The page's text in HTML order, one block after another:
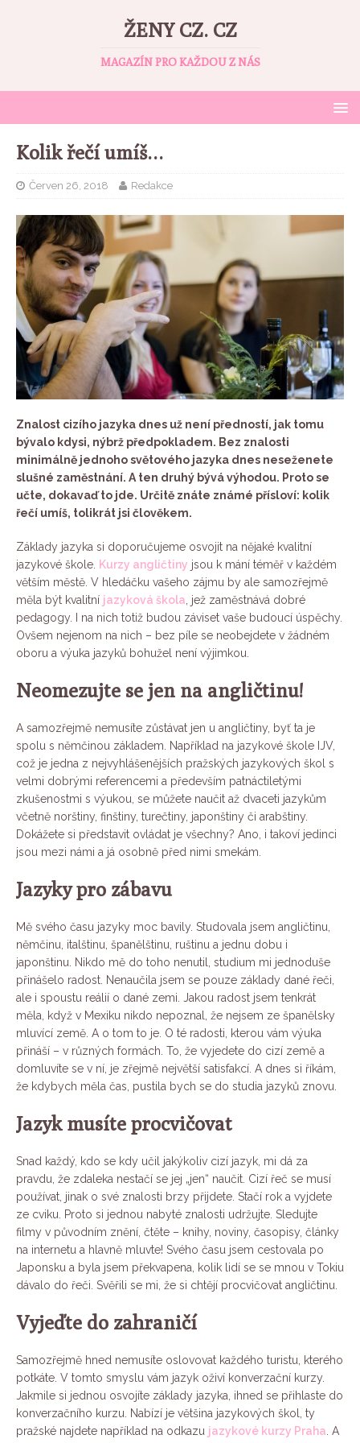
ŽENY CZ. CZ
MAGAZÍN PRO KAŽDOU Z NÁS
Kolik řečí umíš…
Červen 26, 2018 Redakce
Znalost cizího jazyka dnes už není předností, jak tomu
bývalo kdysi, nýbrž předpokladem. Bez znalosti
minimálně jednoho světového jazyka dnes neseženete
slušné zaměstnání. A ten druhý bývá výhodou. Proto se
učte, dokavaď to jde. Určitě znáte známé přísloví: kolik
řečí umíš, tolikrát jsi člověkem.
Základy jazyka si doporučujeme osvojit na nějaké kvalitní
jazykové škole. Kurzy angličtiny jsou k mání téměř v každém
větším městě. V hledáčku vašeho zájmu by ale samozřejmě
měla být kvalitní jazyková škola, jež zaměstnává dobré
pedagogy. I na nich totiž budou záviset vaše budoucí úspěchy.
Ovšem nejenom na nich – bez píle se neobejdete v žádném
oboru a výuka jazyků bohužel není výjimkou.
Neomezujte se jen na angličtinu!
A samozřejmě nemusíte zůstávat jen u angličtiny, byť ta je
spolu s němčinou základem. Například na jazykové škole IJV,
což je jedna z nejvyhlášenějších pražských jazykových škol s
velmi dobrými referencemi a především patnáctiletými
zkušenostmi s výukou, se můžete naučit až dvaceti jazykům
včetně norštiny, finštiny, turečtiny, japonštiny či arabštiny.
Dokážete si představit ovládat je všechny? Ano, i takoví jedinci
jsou mezi námi a já osobně před nimi smekám.
Jazyky pro zábavu
Mě svého času jazyky moc bavily. Studovala jsem angličtinu,
němčinu, italštinu, španělštinu, ruštinu a jednu dobu i
japonštinu. Nikdo mě do toho nenutil, studium mi jednoduše
přinášelo radost. Nenaučila jsem se pouze základy dané řeči,
ale i spoustu reálií o dané zemi. Jakou radost jsem tenkrát
měla, když v Mexiku nikdo nepoznal, že nejsem ze španělsky
mluvící země. A o tom to je. O té radosti, kterou vám výuka
přináší – v různých formách. To, že vyjedete do cizí země a
domluvíte se v ní, je zřejmě největší satisfakcí. A dnes si říkám,
že kdybych měla čas, pustila bych se do studia jazyků znovu.
Jazyk musíte procvičovat
Snad každý, kdo se kdy učil jakýkoliv cizí jazyk, mi dá za
pravdu, že zdaleka nestačí se jej „jen“ naučit. Cizí řeč se musí
používat, jinak o své znalosti brzy přijdete. Stačí rok a vyjdete
ze cviku. Proto si jednou nabyté znalosti udržujte. Sledujte
filmy v původním znění, čtěte – knihy, noviny, časopisy, články
na internetu a hlavně mluvte! Svého času jsem cestovala po
Japonsku a byla jsem překvapena, kolik lidí se se mnou v Tokiu
dávalo do řeči. Svěřili se mi, že si chtějí procvičovat angličtinu.
Vyjeďte do zahraničí
Samozřejmě hned nemusíte oslovovat každého turistu, kterého
potkáte. V tomto smyslu vám jazyk oživí konverzační kurzy.
Jakmile si jednou osvojíte základy jazyka, ihned se přihlaste do
konverzačního kurzu. Nabízí je většina jazykových škol, ty
pražské najdete například na odkazu jazykové kurzy Praha. A